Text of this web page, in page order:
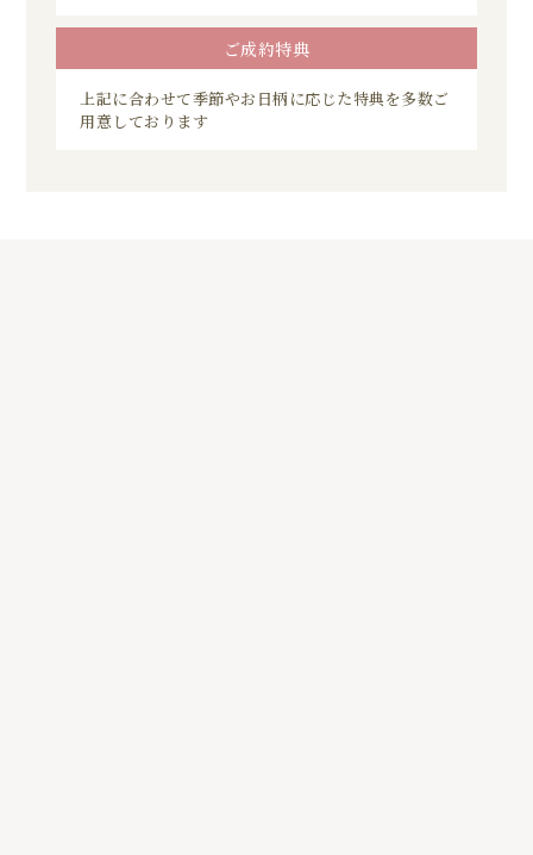
ご成約特典
上記に合わせて季節やお日柄に応じた特典を多数ご
用意しております